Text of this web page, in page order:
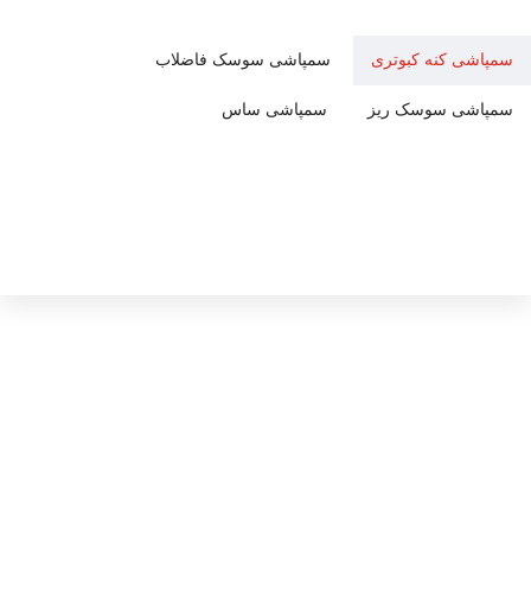
سمپاشی کنه کبوتری سمپاشی سوسک فاضلاب
سمپاشی سوسک ریز سمپاشی ساس